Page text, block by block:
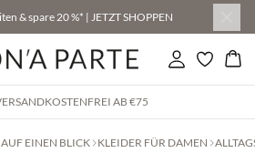
& spare 20 %* | JETZT SHOPPEN
Einloggen
AB €75
EINEN BLICK KLEIDER FÜR DAMEN